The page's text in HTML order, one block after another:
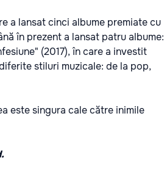
a lansat cinci albume premiate cu
în prezent a lansat patru albume:
(2017), în care a investit
stiluri muzicale: de la pop,
este singura cale către inimile